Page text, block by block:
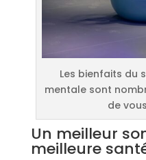
Les bienfaits du
mentale sont
de
Un meilleur
meilleure